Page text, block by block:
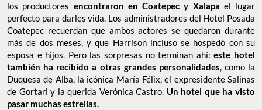
los productores encontraron en Coatepec y Xalapa el lugar
perfecto para darles vida. Los administradores del Hotel Posada
Coatepec recuerdan que ambos actores se quedaron durante
más de dos meses, y que Harrison incluso se hospedó con su
esposa e hijos. Pero las sorpresas no terminan ahí:este hotel
también ha recibido a otras grandes personalidades, como la
Duquesa de Alba, la icónica María Félix, el expresidente Salinas
de Gortari y la querida Verónica Castro. Un hotel que ha visto
pasar muchas estrellas.